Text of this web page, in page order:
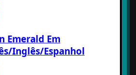
Emerald Em
Inglês/Espanhol